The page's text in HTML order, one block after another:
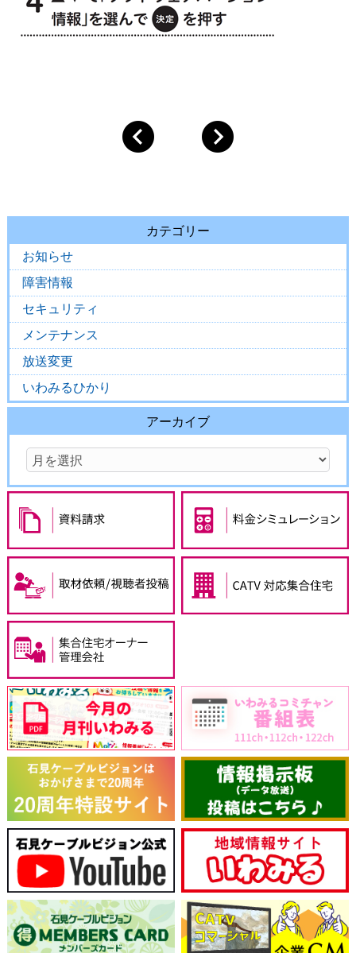
カテゴリー
お知らせ
障害情報
セキュリティ
メンテナンス
放送変更
いわみるひかり
アーカイブ